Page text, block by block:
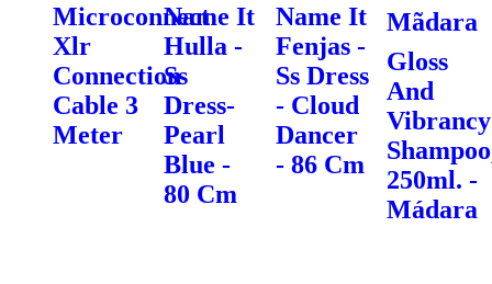
Microconnect
Xlr
Connection
Cable 3
Meter
Name It
Hulla -
Ss
Dress-
Pearl
Blue -
80 Cm
Name It
Fenjas -
Ss Dress
- Cloud
Dancer
- 86 Cm
Mãdara
Gloss
And
Vibrancy
250ml. -
Mádara